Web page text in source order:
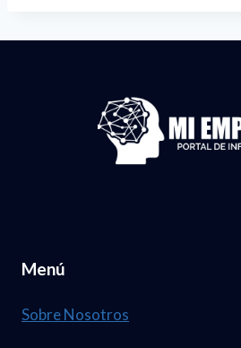
Menú
Sobre Nosotros